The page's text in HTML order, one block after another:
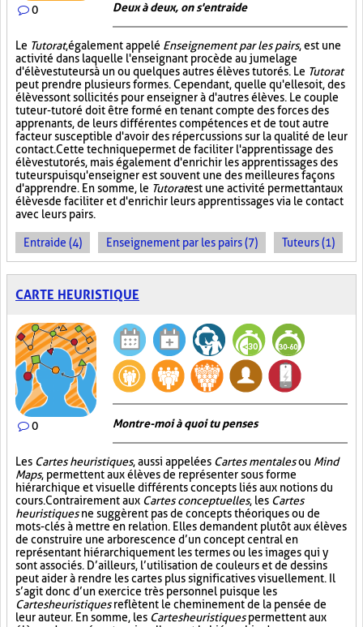
0 Deux à deux, on s'entraide
Le Tutorat, également appelé Enseignement par les pairs, est une
activité dans laquelle l'enseignant procède au jumelage
d'élèves tuteurs à un ou quelques autres élèves tutorés. Le Tutorat
peut prendre plusieurs formes. Cependant, quelle qu'elle soit, des
élèves sont sollicités pour enseigner à d'autres élèves. Le couple
tuteur-tutoré doit être formé en tenant compte des forces des
apprenants, de leurs différentes compétences et de tout autre
facteur susceptible d'avoir des répercussions sur la qualité de leur
contact. Cette technique permet de faciliter l'apprentissage des
élèves tutorés, mais également d'enrichir les apprentissages des
tuteurs puisqu'enseigner est souvent une des meilleures façons
d'apprendre. En somme, le Tutoratest une activité permettant aux
élèves de faciliter et d'enrichir leurs apprentissages via le contact
avec leurs pairs.
Entraide (4) Enseignement par les pairs (7) Tuteurs (1)
CARTE HEURISTIQUE
0 Montre-moi à quoi tu penses
Les Cartes heuristiques, aussi appelées Cartes mentalesou Mind
Maps, permettent aux élèves de représenter sous forme
hiérarchique et visuelle différents concepts liés aux notions du
cours. Contrairement aux Cartes conceptuelles, les Cartes
heuristiquesne suggèrent pas de concepts théoriques ou de
mots-clés à mettre en relation. Elles demandent plutôt aux élèves
de construire une arborescence d’un concept central en
représentant hiérarchiquement les termes ou les images qui y
sont associés. D’ailleurs, l’utilisation de couleurs et de dessins
peut aider à rendre les cartes plus significatives visuellement. Il
s’agit donc d’un exercice très personnel puisque les
Cartes heuristiquesreflètent le cheminement de la pensée de
leur auteur. En somme, les Cartes heuristiquespermettent aux